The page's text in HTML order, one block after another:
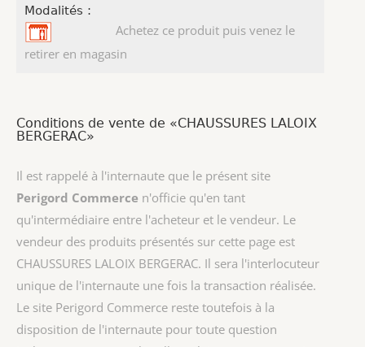
Modalités :
Achetez ce produit puis venez le
retirer en magasin
Conditions de vente de «CHAUSSURES LALOIX
BERGERAC»
Il est rappelé à l'internaute que le présent site
Perigord Commerce n'officie qu'en tant
qu'intermédiaire entre l'acheteur et le vendeur. Le
vendeur des produits présentés sur cette page est
CHAUSSURES LALOIX BERGERAC. Il sera l'interlocuteur
unique de l'internaute une fois la transaction réalisée.
Le site Perigord Commerce reste toutefois à la
disposition de l'internaute pour toute question